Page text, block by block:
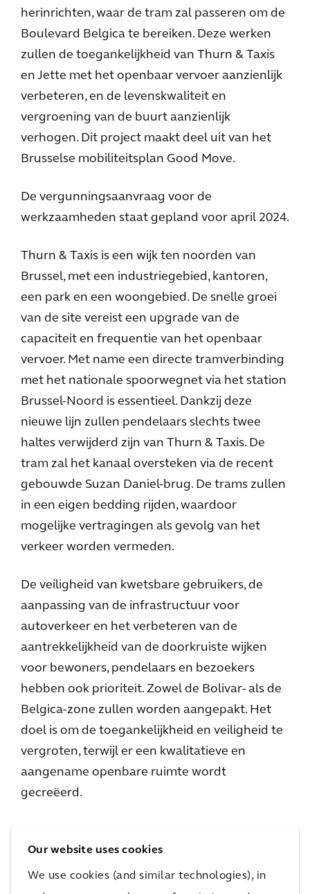
Our website uses cookies
We use cookies (and similar technologies), in
herinrichten, waar de tram zal passeren om de
Boulevard Belgica te bereiken. Deze werken
zullen de toegankelijkheid van Thurn & Taxis
en Jette met het openbaar vervoer aanzienlijk
verbeteren, en de levenskwaliteit en
vergroening van de buurt aanzienlijk
verhogen. Dit project maakt deel uit van het
Brusselse mobiliteitsplan Good Move.
De vergunningsaanvraag voor de
werkzaamheden staat gepland voor april 2024.
Thurn & Taxis is een wijk ten noorden van
Brussel, met een industriegebied, kantoren,
een park en een woongebied. De snelle groei
van de site vereist een upgrade van de
capaciteit en frequentie van het openbaar
vervoer. Met name een directe tramverbinding
met het nationale spoorwegnet via het station
Brussel-Noord is essentieel. Dankzij deze
nieuwe lijn zullen pendelaars slechts twee
haltes verwijderd zijn van Thurn & Taxis. De
tram zal het kanaal oversteken via de recent
gebouwde Suzan Daniel-brug. De trams zullen
in een eigen bedding rijden, waardoor
mogelijke vertragingen als gevolg van het
verkeer worden vermeden.
De veiligheid van kwetsbare gebruikers, de
aanpassing van de infrastructuur voor
autoverkeer en het verbeteren van de
aantrekkelijkheid van de doorkruiste wijken
voor bewoners, pendelaars en bezoekers
hebben ook prioriteit. Zowel de Bolivar- als de
Belgica-zone zullen worden aangepakt. Het
doel is om de toegankelijkheid en veiligheid te
vergroten, terwijl er een kwalitatieve en
aangename openbare ruimte wordt
gecreëerd.
mobiliteit van Arcadis, verklaart
vereerd dat Brussel Mobiliteit Arcadis heeft